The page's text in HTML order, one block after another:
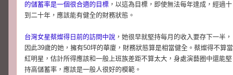
的儲蓄率是一個很合適的目標 ，以這為目標，即使無法每年達成，經過十
到二十年，應該能有健全的財務狀態。
台灣女星蔡燦得日前的訪問中說 ，她很早就堅持每月的收入要存下一半，
因此39歲的她，擁有50坪的華廈，財務狀態算是相當健全。蔡燦得不算當
紅明星，估計所得應該和一般上班族差距不算太大，身處演藝圈中還能堅
持高儲蓄率，應該是一般人很好的模範。